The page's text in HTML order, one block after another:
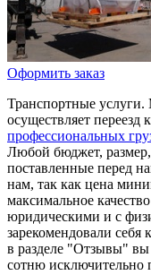
Оформить заказ
Транспортные
осуществляет
профессиональных
Любой бюджет,
поставленные перед
нам, так как цена
максимальное
юридическими и с
зарекомендовали себя
в разделе "Отзывы" вы
сотню исключительно